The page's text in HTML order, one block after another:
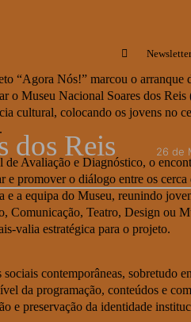
Newsletter
dos Reis 26 de
“Agora Nós!” marcou o arranque
o Museu Nacional Soares dos
cultural, colocando os jovens no
de Avaliação e Diagnóstico, o
e promover o diálogo entre os cerca
e a equipa do Museu, reunindo
Comunicação, Teatro, Design ou
valia estratégica para o projeto.
contemporâneas, sobretudo
da programação, conteúdos e
e preservação da identidade